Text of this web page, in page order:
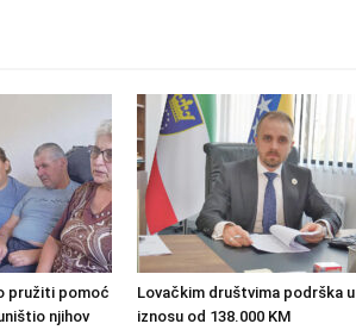
pružiti pomoć
njihov
Lovačkim društvima podrška u
iznosu od 138.000 KM